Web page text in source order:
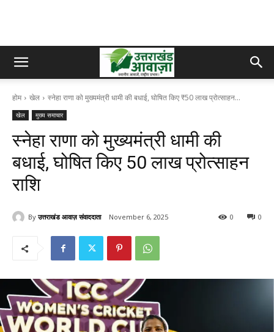
होम खेल स्नेहा राणा को मुख्यमंत्री धामी की बधाई, घोषित किए ₹50 लाख प्रोत्साहन...
खेल मुख्य समाचार
स्नेहा राणा को मुख्यमंत्री धामी की
बधाई, घोषित किए ₹50 लाख प्रोत्साहन
राशि
By उत्तराखंड आवाज़ संवाददाता November 6, 2025 0
0